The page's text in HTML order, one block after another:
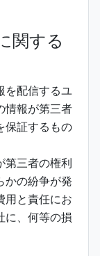
関する
を配信するユ
情報が第三者
保証するもの
第三者の権利
かの紛争が発
用と責任にお
に、何等の損